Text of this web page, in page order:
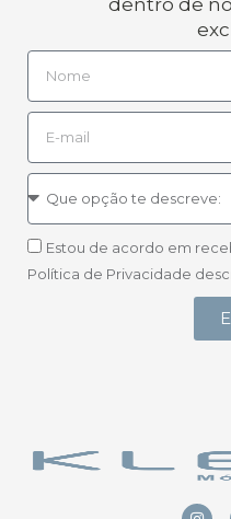
Estou de acordo em
Política de Privacidade